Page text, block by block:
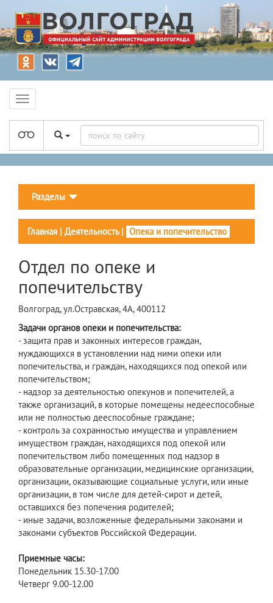
Разделы
Главная | Деятельность| Опека и попечительство
Отдел по опеке и
попечительству
Волгоград, ул.Остравская, 4А, 400112
Задачи органов опеки и попечительства:
- защита прав и законных интересов граждан,
нуждающихся в установлении над ними опеки или
попечительства, и граждан, находящихся под опекой или
попечительством;
- надзор за деятельностью опекунов и попечителей, а
также организаций, в которые помещены недееспособные
или не полностью дееспособные граждане;
- контроль за сохранностью имущества и управлением
имуществом граждан, находящихся под опекой или
попечительством либо помещенных под надзор в
образовательные организации, медицинские организации,
организации, оказывающие социальные услуги, или иные
организации, в том числе для детей-сирот и детей,
оставшихся без попечения родителей;
- иные задачи, возложенные федеральными законами и
законами субъектов Российской Федерации.
Приемные часы:
Понедельник 15.30-17.00
Четверг 9.00-12.00